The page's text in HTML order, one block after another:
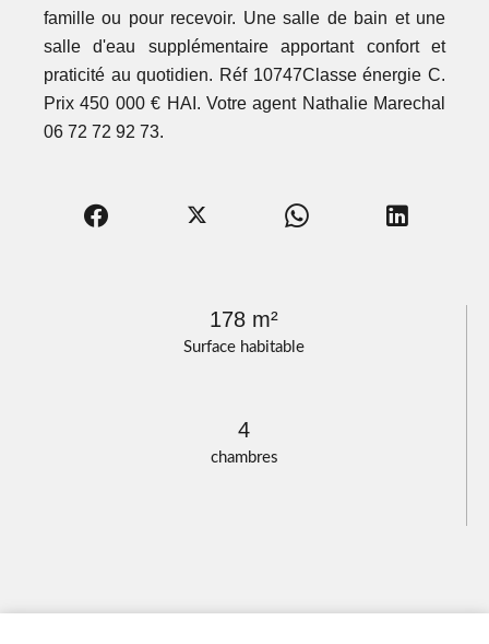
Surface habitable
178 m²
chambres
4
famille ou pour recevoir. Une salle de bain et une
salle d'eau supplémentaire apportant confort et
praticité au quotidien. Réf 10747Classe énergie C.
Prix 450 000 € HAI. Votre agent Nathalie Marechal
06 72 72 92 73.